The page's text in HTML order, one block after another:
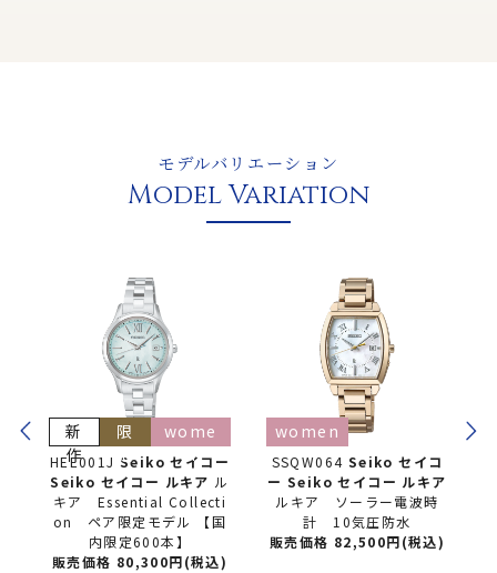
モデルバリエーション
Model Variation
HEE001J Seiko セイコー
Seiko セイコー ルキア ル
キア Essential Collecti
on ペア限定モデル 【国
内限定600本】
新
作
限
定
wome
n
販売価格 80,300円(税込)
SSQW064 Seiko セイコ
ー Seiko セイコー ルキア
ルキア ソーラー電波時
計 10気圧防水
women
販売価格 82,500円(税込)